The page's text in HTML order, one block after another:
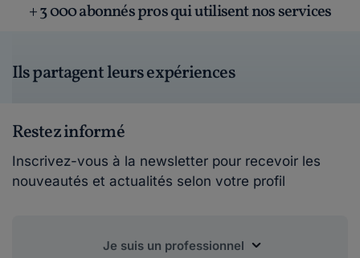
+ 3 000 abonnés pros qui utilisent nos services
Ils partagent leurs expériences
Restez informé
Inscrivez-vous à la newsletter pour recevoir les
nouveautés et actualités selon votre profil